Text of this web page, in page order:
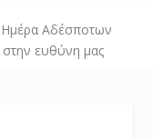
Ημέρα Αδέσποτων
ευθύνη μας